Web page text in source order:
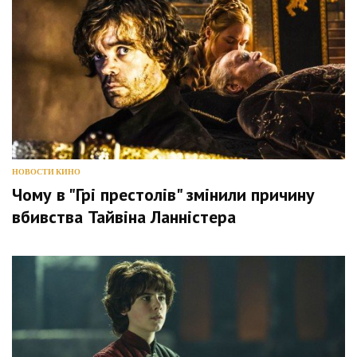
НОВОСТИ КИНО
Чому в "Грі престолів" змінили причину
вбивства Тайвіна Ланністера